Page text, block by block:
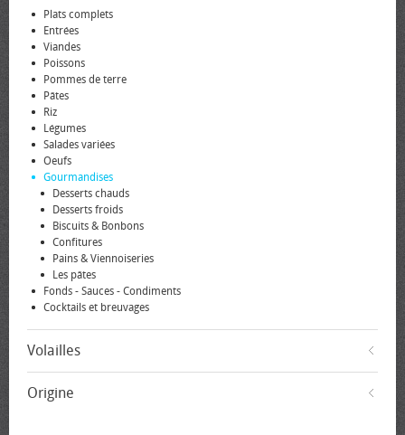
Plats complets
Entrées
Viandes
Poissons
Pommes de terre
Pâtes
Riz
Légumes
Salades variées
Oeufs
Gourmandises
Desserts chauds
Desserts froids
Biscuits & Bonbons
Confitures
Pains & Viennoiseries
Les pâtes
Fonds - Sauces - Condiments
Cocktails et breuvages
Volailles
Origine